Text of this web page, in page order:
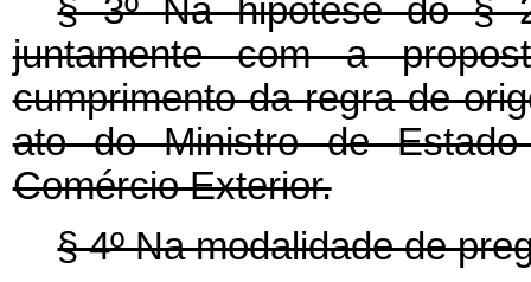
§ 3º Na hipótese do §
juntamente com a
cumprimento da regra de
ato do Ministro de Estado
Comércio Exterior.
§ 4º Na modalidade de